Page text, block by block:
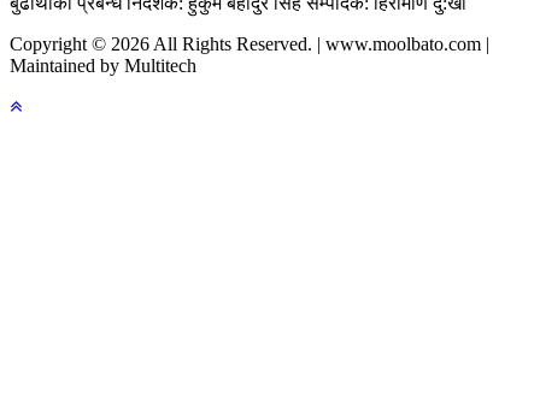
Copyright © 2026 All Rights Reserved. | www.moolbato.com |
Maintained by Multitech